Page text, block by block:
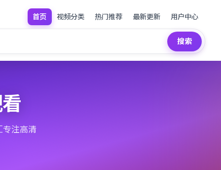
首页 视频分类 热门推荐 最新更新 用户中心
搜索
专注高清